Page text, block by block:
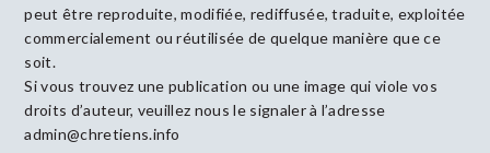
peut être reproduite, modifiée, rediffusée, traduite, exploitée
commercialement ou réutilisée de quelque manière que ce
soit.
Si vous trouvez une publication ou une image qui viole vos
droits d’auteur, veuillez nous le signaler à l’adresse
admin@chretiens.info